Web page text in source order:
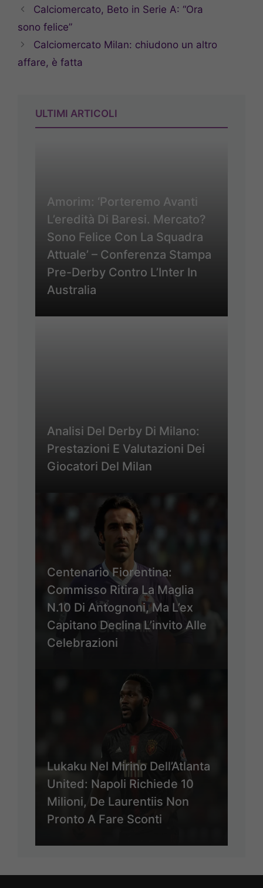
Calciomercato, Beto in Serie A: “Ora
sono felice”
Calciomercato Milan: chiudono un altro
affare, è fatta
ULTIMI ARTICOLI
Amorim: ‘Porteremo Avanti
L’eredità Di Baresi. Mercato?
Sono Felice Con La Squadra
Attuale’ – Conferenza Stampa
Pre-Derby Contro L’Inter In
Australia
Analisi Del Derby Di Milano:
Prestazioni E Valutazioni Dei
Giocatori Del Milan
Centenario Fiorentina:
Commisso Ritira La Maglia
N.10 Di Antognoni, Ma L’ex
Capitano Declina L’invito Alle
Celebrazioni
Lukaku Nel Mirino Dell’Atlanta
United: Napoli Richiede 10
Milioni, De Laurentiis Non
Pronto A Fare Sconti